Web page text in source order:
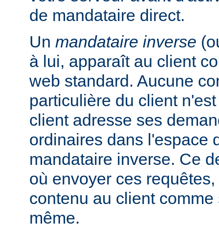
de mandataire direct.
Un mandataire inverse
à lui, apparaît au client
web standard. Aucune
particulière du client
client adresse ses
ordinaires dans l'espace
mandataire inverse. Ce
où envoyer ces
contenu au client
même.